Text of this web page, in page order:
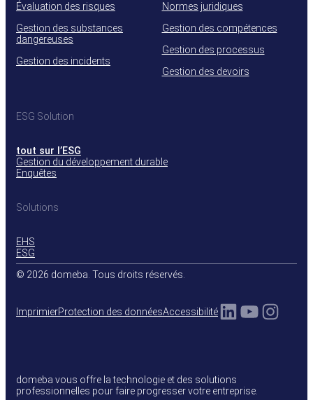
Évaluation des risques
Gestion des substances
dangereuses
Gestion des incidents
Normes juridiques
Gestion des compétences
Gestion des processus
Gestion des devoirs
ESG Solution
tout sur l’ESG
Gestion du développement durable
Enquêtes
Solutions
EHS
ESG
© 2026 domeba. Tous droits réservés.
ImprimierProtection des donnéesAccessibilitéLinkedIn
domeba vous offre la technologie et des solutions
professionnelles pour faire progresser votre entreprise.